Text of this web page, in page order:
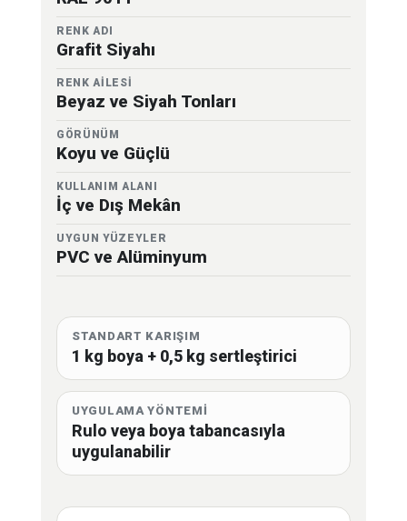
RENK ADI
Grafit Siyahı
RENK AİLESİ
Beyaz ve Siyah Tonları
GÖRÜNÜM
Koyu ve Güçlü
KULLANIM ALANI
İç ve Dış Mekân
UYGUN YÜZEYLER
PVC ve Alüminyum
STANDART KARIŞIM
1 kg boya + 0,5 kg sertleştirici
UYGULAMA YÖNTEMİ
Rulo veya boya tabancasıyla
uygulanabilir